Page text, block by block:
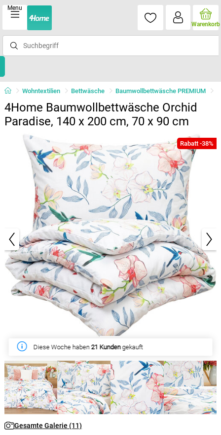
Menu
Warenkorb
Wohntextilien Bettwäsche Baumwollbettwäsche PREMIUM
4Home Baumwollbettwäsche Orchid
Paradise, 140 x 200 cm, 70 x 90 cm
Rabatt -38%
Diese Woche haben21 Kundengekauft
Gesamte Galerie (11)